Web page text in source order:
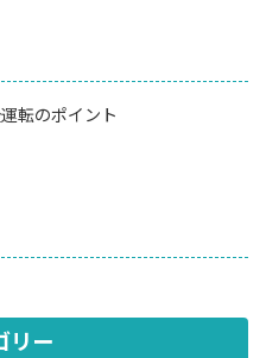
転のポイント
リー